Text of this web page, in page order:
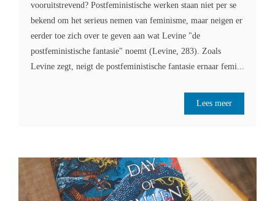
vooruitstrevend? Postfeministische werken staan niet per se
bekend om het serieus nemen van feminisme, maar neigen er
eerder toe zich over te geven aan wat Levine "de
postfeministische fantasie" noemt (Levine, 283). Zoals
Levine zegt, neigt de postfeministische fantasie ernaar femi...
Lees meer